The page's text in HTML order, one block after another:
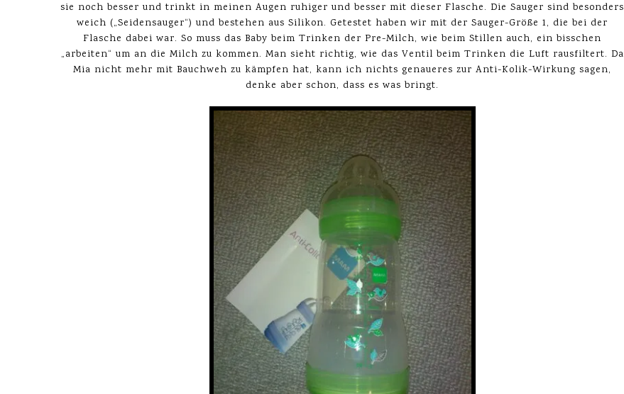
sie noch besser und trinkt in meinen Augen ruhiger und besser mit dieser Flasche. Die Sauger sind besonders
weich („Seidensauger“) und bestehen aus Silikon. Getestet haben wir mit der Sauger-Größe 1, die bei der
Flasche dabei war. So muss das Baby beim Trinken der Pre-Milch, wie beim Stillen auch, ein bisschen
„arbeiten“ um an die Milch zu kommen. Man sieht richtig, wie das Ventil beim Trinken die Luft rausfiltert. Da
Mia nicht mehr mit Bauchweh zu kämpfen hat, kann ich nichts genaueres zur Anti-Kolik-Wirkung sagen,
denke aber schon, dass es was bringt.